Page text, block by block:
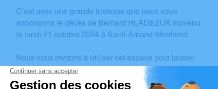
C’est avec une grande tristesse que nous vous
annonçons le décès de Bernard HLADEZUK survenu
le lundi 21 octobre 2024 à Saint-Amand-Montrond.
Nous vous invitons à utiliser cet espace pour laisser
vos condoléances, partager des photos souvenirs,
une anecdote ou exprimer vos pensées à travers des